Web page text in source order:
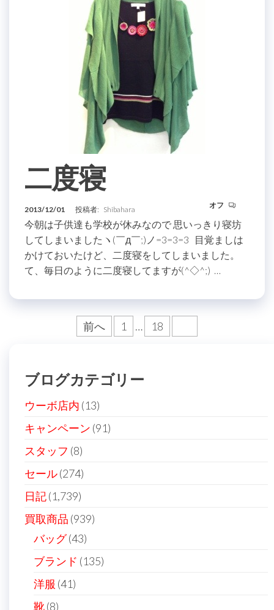
二度寝
2013/12/01 投稿者: Shibahara オフ
今朝は子供達も学校が休みなので 思いっきり寝坊
してしまいましたヽ(￣д￣;)ノ=3=3=3 目覚ましは
かけておいたけど、二度寝をしてしまいました。
て、毎日のように二度寝してますが(^◇^;) …
ー
ジ
送
り
前へ 1 … 18
ブログカテゴリー
ウーボ店内 (13)
キャンペーン (91)
スタッフ (8)
セール(274)
日記(1,739)
買取商品 (939)
バッグ(43)
ブランド (135)
洋服 (41)
靴(8)